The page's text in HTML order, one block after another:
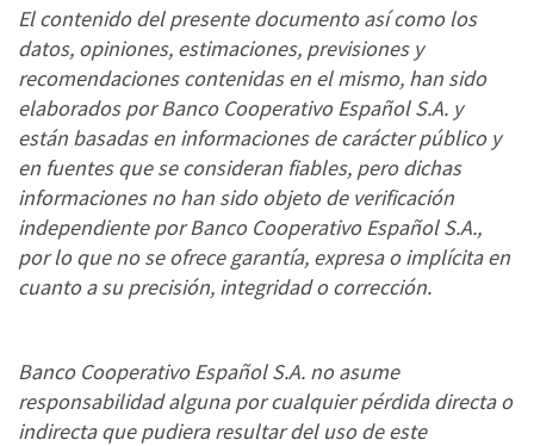
El contenido del presente documento así como los
datos, opiniones, estimaciones, previsiones y
recomendaciones contenidas en el mismo, han sido
elaborados por Banco Cooperativo Español S.A. y
están basadas en informaciones de carácter público y
en fuentes que se consideran fiables, pero dichas
informaciones no han sido objeto de verificación
independiente por Banco Cooperativo Español S.A.,
por lo que no se ofrece garantía, expresa o implícita en
cuanto a su precisión, integridad o corrección.
Banco Cooperativo Español S.A. no asume
responsabilidad alguna por cualquier pérdida directa o
indirecta que pudiera resultar del uso de este